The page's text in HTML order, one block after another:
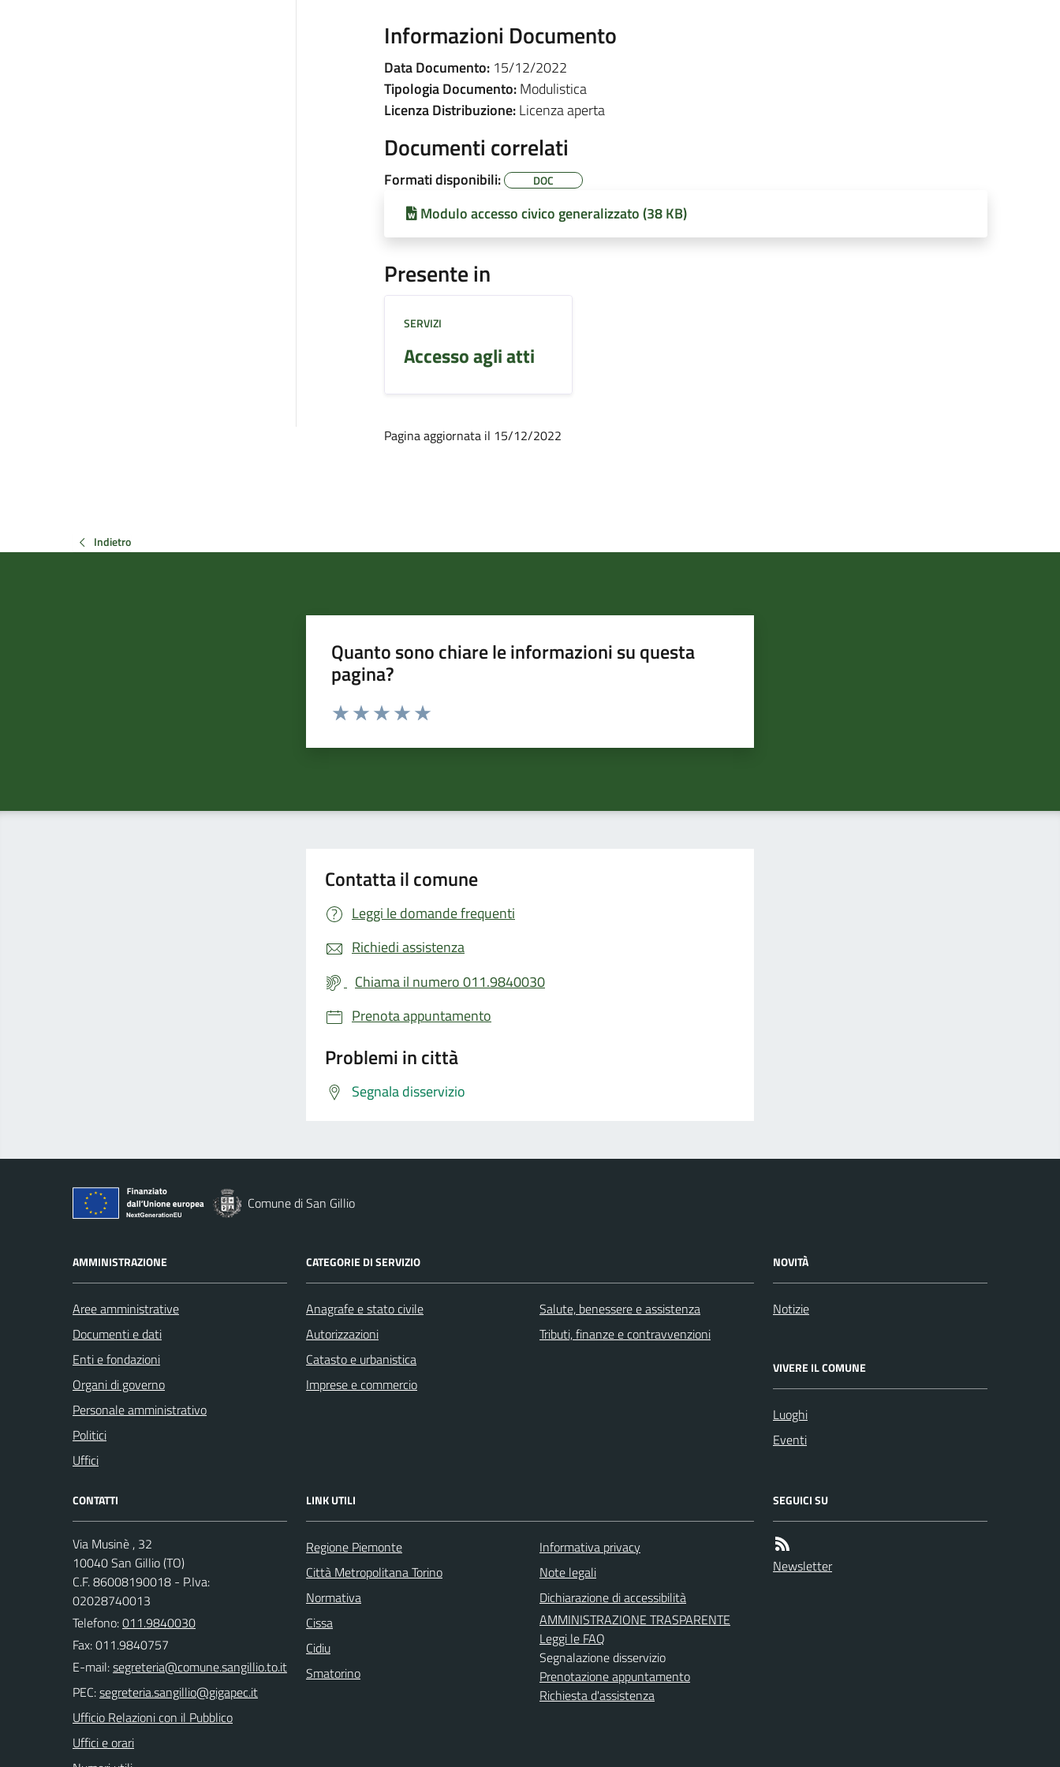
Informazioni Documento
Data Documento:15/12/2022
Tipologia Documento:Modulistica
Licenza Distribuzione:Licenza aperta
Documenti correlati
Formati disponibili: DOC
Modulo accesso civico generalizzato (38 KB)
Presente in
SERVIZI
Accesso agli atti
Pagina aggiornata il 15/12/2022
Indietro
Quanto sono chiare le informazioni su questa
pagina?
Valuta da 1 a 5 stelle la pagina
Contatta il comune
Leggi le domande frequenti
Richiedi assistenza
Chiama il numero 011.9840030
Prenota appuntamento
Problemi in città
Segnala disservizio
Comune di San Gillio
AMMINISTRAZIONE
Aree amministrative
Documenti e dati
Enti e fondazioni
Organi di governo
Personale amministrativo
Politici
Uffici
CATEGORIE DI SERVIZIO
Anagrafe e stato civile
Autorizzazioni
Catasto e urbanistica
Imprese e commercio
Salute, benessere e assistenza
Tributi, finanze e contravvenzioni
NOVITÀ
Notizie
VIVERE IL COMUNE
Luoghi
Eventi
CONTATTI
Via Musinè , 32
10040 San Gillio (TO)
C.F. 86008190018 - P.Iva:
02028740013
Telefono:011.9840030
Fax: 011.9840757
E-mail:
PEC:
Ufficio Relazioni con il Pubblico
Uffici e orari
LINK UTILI
Regione Piemonte
Città Metropolitana Torino
Normativa
Cissa
Cidiu
Smatorino
Informativa privacy
Note legali
Dichiarazione di accessibilità
AMMINISTRAZIONE TRASPARENTE
Leggi le FAQ
Segnalazione disservizio
Prenotazione appuntamento
Richiesta d'assistenza
SEGUICI SU
Newsletter